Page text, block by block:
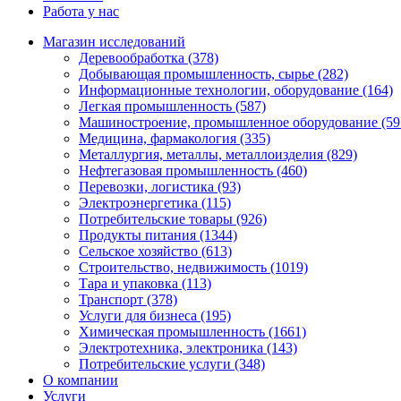
Работа у нас
Магазин исследований
Деревообработка (378)
Добывающая промышленность, сырье (282)
Информационные технологии, оборудование (164)
Легкая промышленность (587)
Машиностроение, промышленное оборудование
Медицина, фармакология (335)
Металлургия, металлы, металлоизделия (829)
Нефтегазовая промышленность (460)
Перевозки, логистика (93)
Электроэнергетика (115)
Потребительские товары (926)
Продукты питания (1344)
Сельское хозяйство (613)
Строительство, недвижимость (1019)
Тара и упаковка (113)
Транспорт (378)
Услуги для бизнеса (195)
Химическая промышленность (1661)
Электротехника, электроника (143)
Потребительские услуги (348)
О компании
Услуги